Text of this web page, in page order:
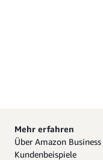
Mehr erfahren
Über Amazon Business
Kundenbeispiele